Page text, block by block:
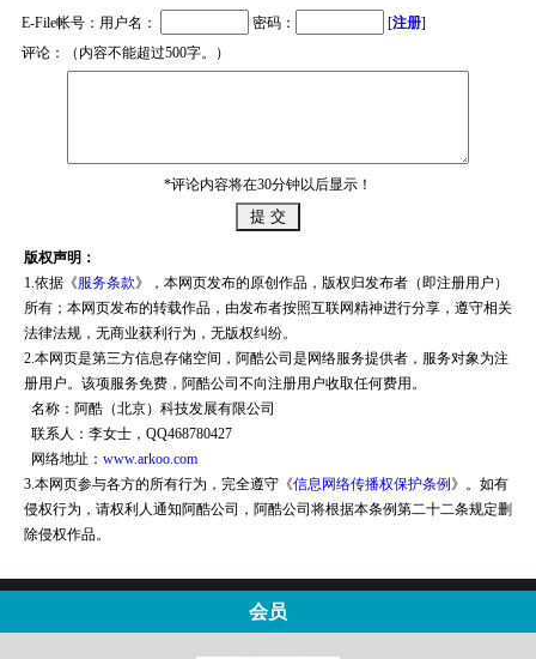
E-File帐号：用户名： 密码： [注册]
评论：（内容不能超过500字。）
*评论内容将在30分钟以后显示！
版权声明：
1.依据《服务条款》，本网页发布的原创作品，版权归发布者（即注册用户）
所有；本网页发布的转载作品，由发布者按照互联网精神进行分享，遵守相关
法律法规，无商业获利行为，无版权纠纷。
2.本网页是第三方信息存储空间，阿酷公司是网络服务提供者，服务对象为注
册用户。该项服务免费，阿酷公司不向注册用户收取任何费用。
名称：阿酷（北京）科技发展有限公司
联系人：李女士，QQ468780427
网络地址： www.arkoo.com
3.本网页参与各方的所有行为，完全遵守《信息网络传播权保护条例 》。如有
侵权行为，请权利人通知阿酷公司，阿酷公司将根据本条例第二十二条规定删
除侵权作品。
会员